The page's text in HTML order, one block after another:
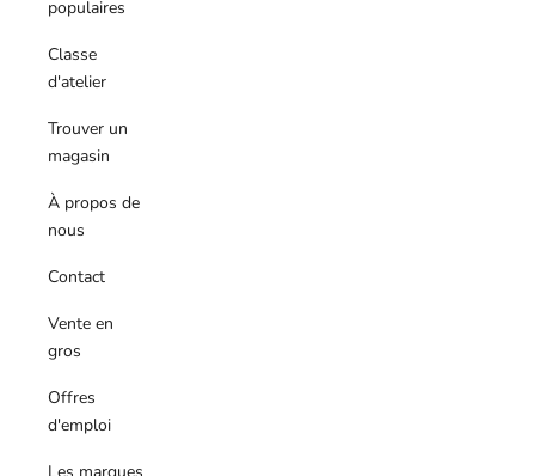
populaires
Classe
d'atelier
Trouver un
magasin
À propos de
nous
Contact
Vente en
gros
Offres
d'emploi
Les marques